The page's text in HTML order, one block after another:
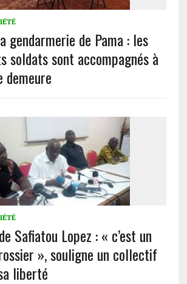
gendarmerie de Pama : les
soldats sont accompagnés à
demeure
Safiatou Lopez : « c’est un
», souligne un collectif
liberté